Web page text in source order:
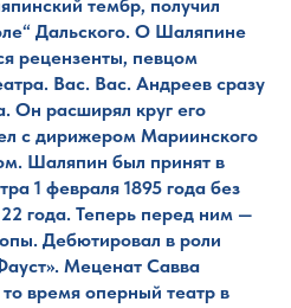
тембр, получил
Дальского. О Шаляпине
рецензенты, певцом
Вас. Вас. Андреев сразу
Он расширял круг его
с дирижером Мариинского
Шаляпин был принят в
1 февраля 1895 года без
года. Теперь перед ним —
Дебютировал в роли
Меценат Савва
время оперный театр в